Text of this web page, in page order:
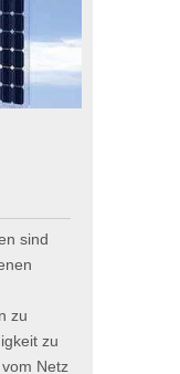
sind
zu
zu
Netz